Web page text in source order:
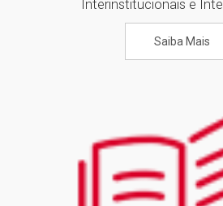
Interinstitucionais e
Saiba Mais